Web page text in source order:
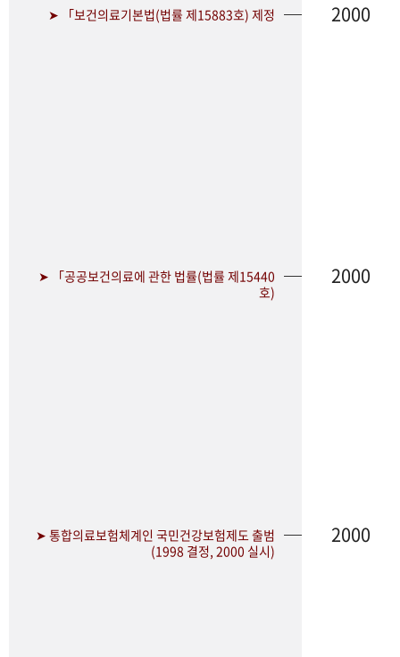
➤ 「보건의료기본법(법률 제15883호) 제정 2000
➤ 「공공보건의료에 관한 법률(법률 제15440
호)
2000
➤ 통합의료보험체계인 국민건강보험제도 출범
(1998 결정, 2000 실시)
2000